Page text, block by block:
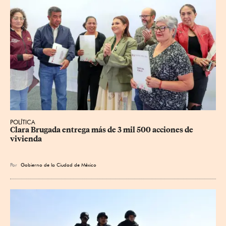
POLÍTICA
Clara Brugada entrega más de 3 mil 500 acciones de
vivienda
Por Gobierno de la Ciudad de México